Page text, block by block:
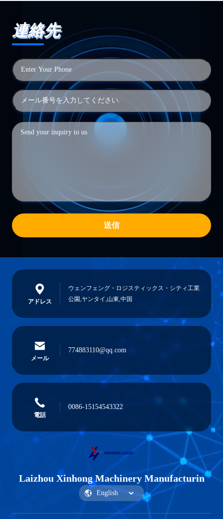
連絡先
送信
アドレス
ウェンフェング・ロジスティックス・シティ工業
公園,ヤンタイ,山東,中国
メール
774883110@qq.com
電話
0086-15154543322
Laizhou Xinhong Machinery Manufacturin